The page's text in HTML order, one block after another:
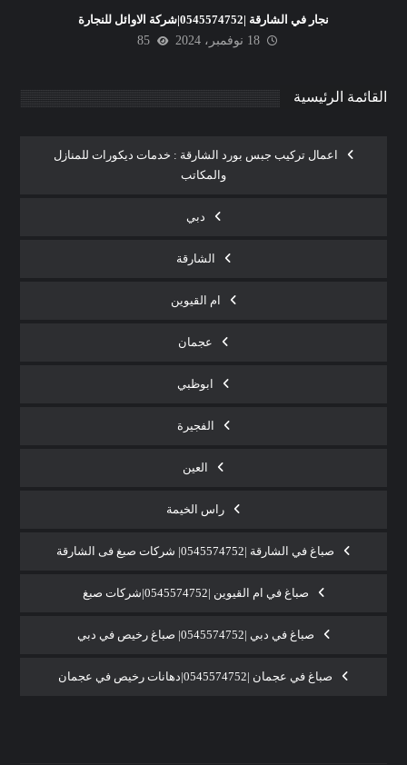
نجار في الشارقة |0545574752|شركة الاوائل للنجارة
18 نوفمبر، 2024
85
القائمة الرئيسية
اعمال تركيب جبس بورد الشارقة : خدمات ديكورات للمنازل
والمكاتب
دبي
الشارقة
ام القيوين
عجمان
ابوظبي
الفجيرة
العين
راس الخيمة
صباغ في الشارقة |0545574752| شركات صبغ فى الشارقة
صباغ في ام القيوين |0545574752|شركات صبغ
صباغ في دبي |0545574752| صباغ رخيص في دبي
صباغ في عجمان |0545574752|دهانات رخيص في عجمان